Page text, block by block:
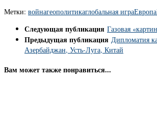
Метки: войнагеополитикаглобальная играЕвропа
Следующая публикация Газовая
Предыдущая публикация Дипломатия
Азербайджан, Усть-Луга, Китай
Вам может также понравиться...